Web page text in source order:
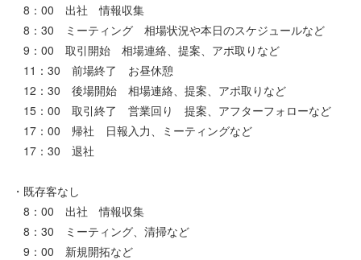
8：00 出社 情報収集
8：30 ミーティング 相場状況や本日のスケジュールなど
9：00 取引開始 相場連絡、提案、アポ取りなど
11：30 前場終了 お昼休憩
12：30 後場開始 相場連絡、提案、アポ取りなど
15：00 取引終了 営業回り 提案、アフターフォローなど
17：00 帰社 日報入力、ミーティングなど
17：30 退社
・既存客なし
8：00 出社 情報収集
8：30 ミーティング、清掃など
9：00 新規開拓など